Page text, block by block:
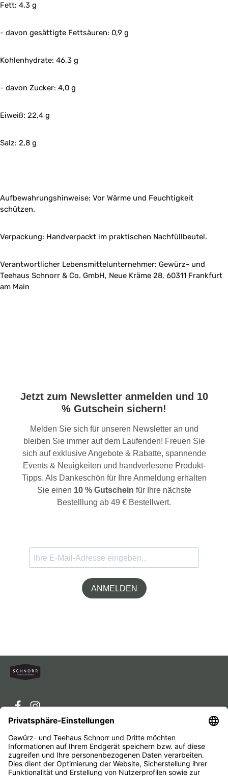
Fett: 4,3 g
- davon gesättigte Fettsäuren: 0,9 g
Kohlenhydrate: 46,3 g
- davon Zucker: 4,0 g
Eiweiß: 22,4 g
Salz: 2,8 g
Aufbewahrungshinweise: Vor Wärme und Feuchtigkeit
schützen.
Verpackung: Handverpackt im praktischen Nachfüllbeutel.
Verantwortlicher Lebensmittelunternehmer: Gewürz- und
Teehaus Schnorr & Co. GmbH, Neue Kräme 28, 60311 Frankfurt
am Main
Jetzt zum Newsletter anmelden und 10
% Gutschein sichern!
Melden Sie sich für unseren Newsletter an und
bleiben Sie immer auf dem Laufenden! Freuen Sie
sich auf exklusive Angebote & Rabatte, spannende
Events & Neuigkeiten und handverlesene Produkt-
Tipps. Als Dankeschön für Ihre Anmeldung erhalten
Sie einen 10 % Gutschein für Ihre nächste
Bestelllung ab 49 € Bestellwert.
ANMELDEN
Service-Hotline
Service